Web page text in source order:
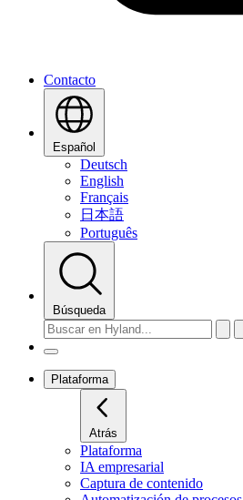
Contacto
Español
Deutsch
English
Français
日本語
Português
Búsqueda
Plataforma
Atrás
Plataforma
IA empresarial
Captura de contenido